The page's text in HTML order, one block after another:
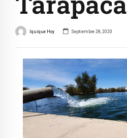
Iquique Hoy Septiembre 28, 2020